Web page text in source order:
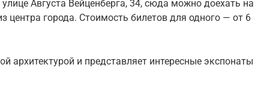
Августа Вейценберга, 34, сюда можно доехать на
центра города. Стоимость билетов для одного — от 6
архитектурой и представляет интересные экспонаты